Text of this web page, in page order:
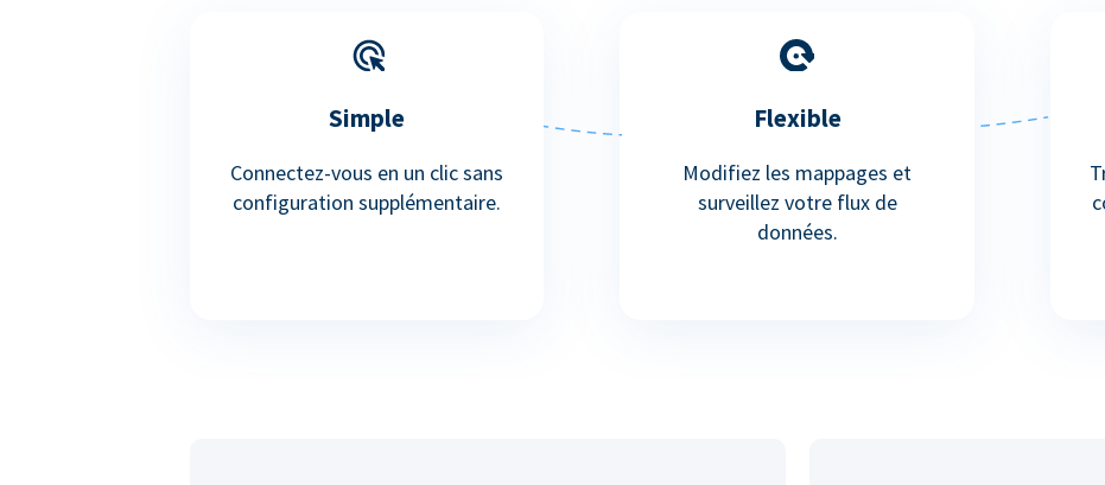
Simple
Connectez-vous en un clic sans
configuration supplémentaire.
Flexible
Modifiez les mappages et
surveillez votre flux de
données.